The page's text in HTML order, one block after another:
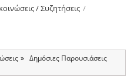
/ Συζητήσεις /
Δημόσιες Παρουσιάσεις